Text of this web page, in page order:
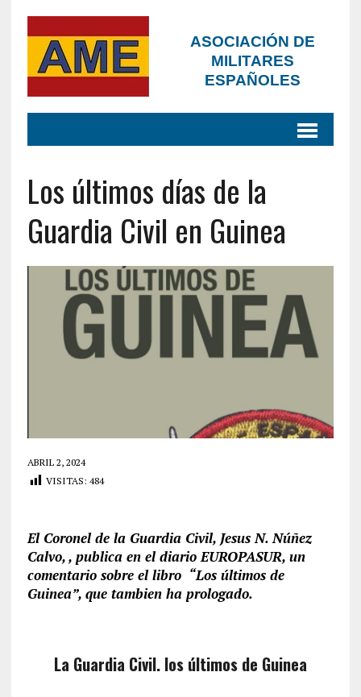
ASOCIACIÓN DE
MILITARES
ESPAÑOLES
Los últimos días de la
Guardia Civil en Guinea
ABRIL 2, 2024
VISITAS: 484
El Coronel de la Guardia Civil, Jesus N. Núñez
Calvo, , publica en el diario EUROPASUR, un
comentario sobre el libro “Los últimos de
Guinea”, que tambien ha prologado.
La Guardia Civil. los últimos de Guinea